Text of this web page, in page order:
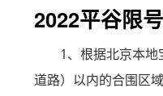
2022平谷限
1、根据北京本
道路）以内的合围区